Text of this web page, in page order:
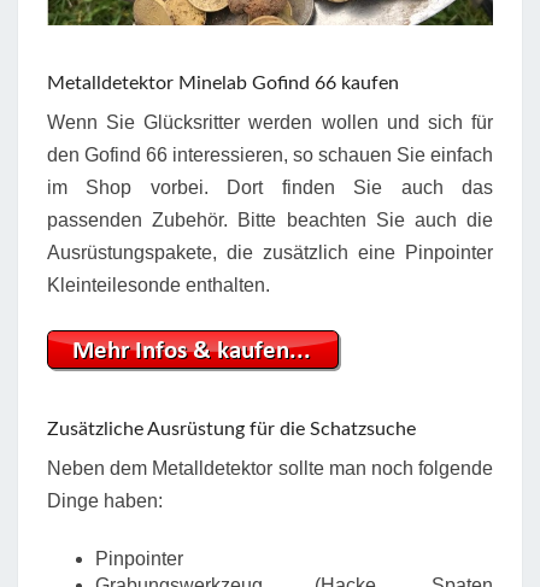
Metalldetektor Minelab Gofind 66 kaufen
Wenn Sie Glücksritter werden wollen und sich für
den Gofind 66 interessieren, so schauen Sie einfach
im Shop vorbei. Dort finden Sie auch das
passenden Zubehör. Bitte beachten Sie auch die
Ausrüstungspakete, die zusätzlich eine Pinpointer
Kleinteilesonde enthalten.
Zusätzliche Ausrüstung für die Schatzsuche
Neben dem Metalldetektor sollte man noch folgende
Dinge haben:
Pinpointer